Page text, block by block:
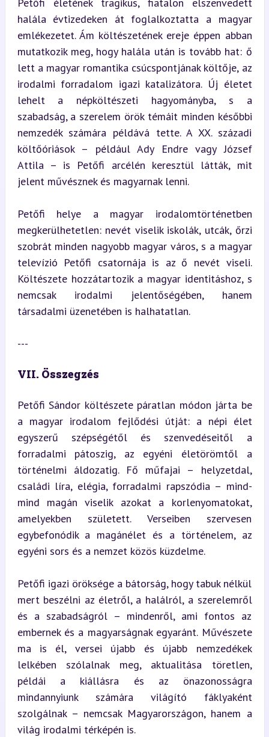
halála évtizedeken át foglalkoztatta a magyar
emlékezetet. Ám költészetének ereje éppen abban
mutatkozik meg, hogy halála után is tovább hat: ő
lett a magyar romantika csúcspontjának költője, az
irodalmi forradalom igazi katalizátora. Új életet
lehelt a népköltészeti hagyományba, s a
szabadság, a szerelem örök témáit minden későbbi
nemzedék számára példává tette. A XX. századi
költőóriások – például Ady Endre vagy József
Attila – is Petőfi arcélén keresztül látták, mit
jelent művésznek és magyarnak lenni.
Petőfi helye a magyar irodalomtörténetben
megkerülhetetlen: nevét viselik iskolák, utcák, őrzi
szobrát minden nagyobb magyar város, s a magyar
televízió Petőfi csatornája is az ő nevét viseli.
Költészete hozzátartozik a magyar identitáshoz, s
nemcsak irodalmi jelentőségében, hanem
társadalmi üzenetében is halhatatlan.
---
VII. Összegzés
Petőfi Sándor költészete páratlan módon járta be
a magyar irodalom fejlődési útját: a népi élet
egyszerű szépségétől és szenvedéseitől a
forradalmi pátoszig, az egyéni életörömtől a
történelmi áldozatig. Fő műfajai – helyzetdal,
családi líra, elégia, forradalmi rapszódia – mind-
mind magán viselik azokat a korlenyomatokat,
amelyekben született. Verseiben szervesen
egybefonódik a magánélet és a történelem, az
egyéni sors és a nemzet közös küzdelme.
Petőfi igazi öröksége a bátorság, hogy tabuk nélkül
mert beszélni az életről, a halálról, a szerelemről
és a szabadságról – mindenről, ami fontos az
embernek és a magyarságnak egyaránt. Művészete
ma is él, versei újabb és újabb nemzedékek
lelkében szólalnak meg, aktualitása töretlen,
példái a kiállásra és az önazonosságra
mindannyiunk számára világító fáklyaként
szolgálnak – nemcsak Magyarországon, hanem a
világ irodalmi térképén is.